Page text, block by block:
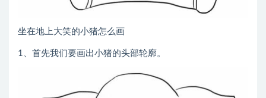
坐在地上大笑的小猪怎么画
1、首先我们要画出小猪的头部轮廓。